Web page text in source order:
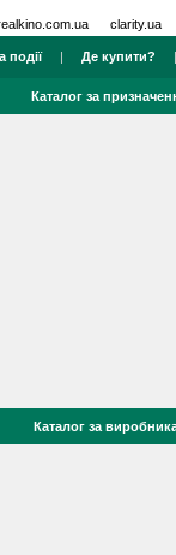
clarity.ua
події| Де купити?
Каталог за
Каталог за